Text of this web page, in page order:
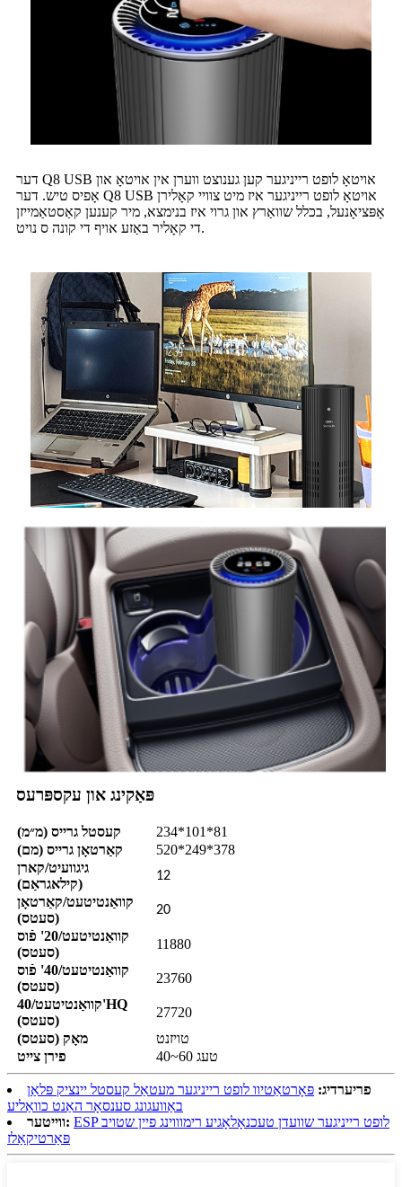
דער Q8 USB אויטאָ לופט רייניגער קען גענוצט ווערן אין אויטאָ און
אָפיס טיש. דער Q8 USB אויטאָ לופט רייניגער איז מיט צוויי קאָלירן
אָפּציאָנעל, בכלל שוואַרץ און גרוי איז בנימצא, מיר קענען קאַסטאַמייזן
די קאָליר באַזע אויף די קונה ס נויט.
פּאַקינג און עקספּרעס
קעסטל גרייס (מ״מ)
234*101*81
קאַרטאָן גרייס (מם)
520*249*378
גיגוועיט/קארן
(קילאגראַם)
12
קוואַנטיטעט/קאַרטאָן
(סעטס)
20
קוואַנטיטעט/20' פֿוס
(סעטס)
11880
קוואַנטיטעט/40' פֿוס
(סעטס)
23760
קוואַנטיטעט/40'HQ
(סעטס)
27720
מאָק (סעטס)
טויזנט
פירן צייט
40~60 טעג
פריערדיג: פּאָרטאַטיוו לופט רייניגער מעטאַל קעסטל יינציק פּלאַן
באַוועגונג סענסאָר האַנט כוואַליע
ווייטער: ESP לופט רייניגער שוועדן טעכנאָלאָגיע רימוווינג פיין שטויב
פּאַרטיקאַלז